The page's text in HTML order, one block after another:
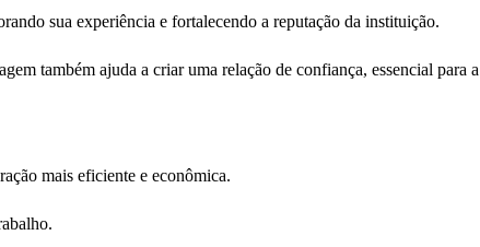
sua experiência e fortalecendo a reputação da instituição.
também ajuda a criar uma relação de confiança, essencial para
mais eficiente e econômica.